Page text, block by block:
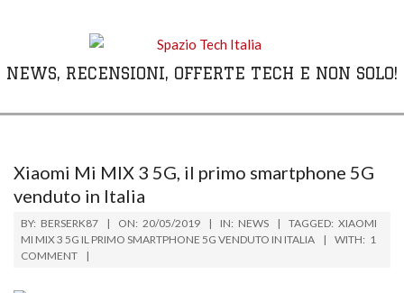
NEWS, RECENSIONI, OFFERTE TECH E NON SOLO!
Menu
Xiaomi Mi MIX 3 5G, il primo smartphone 5G
venduto in Italia
BY: BERSERK87 ON: 20/05/2019 IN: NEWS TAGGED: XIAOMI
MI MIX 3 5G IL PRIMO SMARTPHONE 5G VENDUTO IN ITALIA
WITH: 1
COMMENT